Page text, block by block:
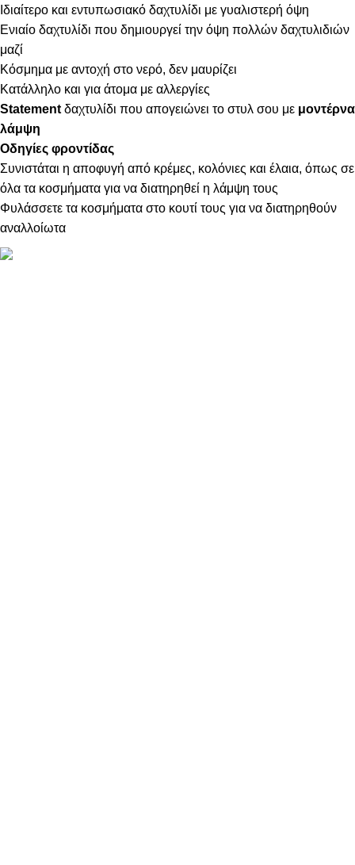
Ιδιαίτερο και εντυπωσιακό δαχτυλίδι με γυαλιστερή όψη
Ενιαίο δαχτυλίδι που δημιουργεί την όψη πολλών δαχτυλιδιών
μαζί
Κόσμημα με αντοχή στο νερό, δεν μαυρίζει
Κατάλληλο και για άτομα με αλλεργίες
Statementδαχτυλίδι που απογειώνει το στυλ σου με μοντέρνα
λάμψη
Οδηγίες φροντίδας
Συνιστάται η αποφυγή από κρέμες, κολόνιες και έλαια, όπως σε
όλα τα κοσμήματα για να διατηρηθεί η λάμψη τους
Φυλάσσετε τα κοσμήματα στο κουτί τους για να διατηρηθούν
αναλλοίωτα